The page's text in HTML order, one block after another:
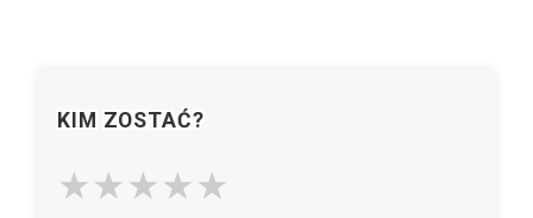
KIM ZOSTAĆ?